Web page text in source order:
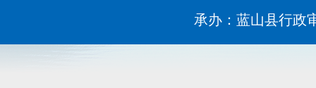
承办：蓝山县行政